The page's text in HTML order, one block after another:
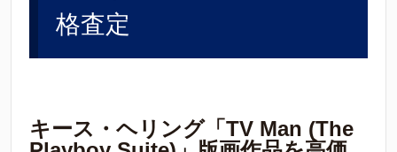
格査定
キース・ヘリング「TV Man (The